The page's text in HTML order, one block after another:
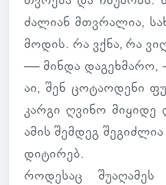
ძა­ლიან მთვრა­ლია,
მოდის. რა ვქნა, რა
— მინდა
აი, შენ ცო­ტა­ო­დენი
კარგი ღვინო მი­ყიდე
ამის შემ­დეგ
დი­ტი­რებ.
რო­დე­საც